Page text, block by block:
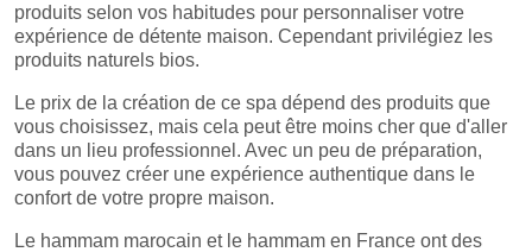
produits selon vos habitudes pour personnaliser votre
expérience de détente maison. Cependant privilégiez les
produits naturels bios.
Le prix de la création de ce spa dépend des produits que
vous choisissez, mais cela peut être moins cher que d'aller
dans un lieu professionnel. Avec un peu de préparation,
vous pouvez créer une expérience authentique dans le
confort de votre propre maison.
Le hammam marocain et le hammam en France ont des